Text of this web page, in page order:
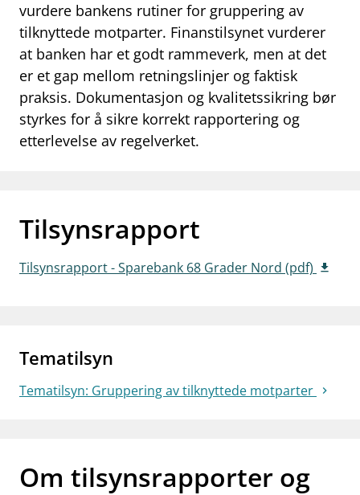
mail_outline Kontakt oss
work_outlineJobb hos oss
dashboardInformasjon for investorer
notifications_noneAbonner på nyhetsvarsel
vurdere bankens rutiner for gruppering av
tilknyttede motparter. Finanstilsynet vurderer
at banken har et godt rammeverk, men at det
er et gap mellom retningslinjer og faktisk
praksis. Dokumentasjon og kvalitetssikring bør
styrkes for å sikre korrekt rapportering og
etterlevelse av regelverket.
Tilsynsrapport
Tilsynsrapport - Sparebank 68 Grader Nord (pdf)
Tematilsyn
Tematilsyn: Gruppering av tilknyttede motparter
Om tilsynsrapporter og